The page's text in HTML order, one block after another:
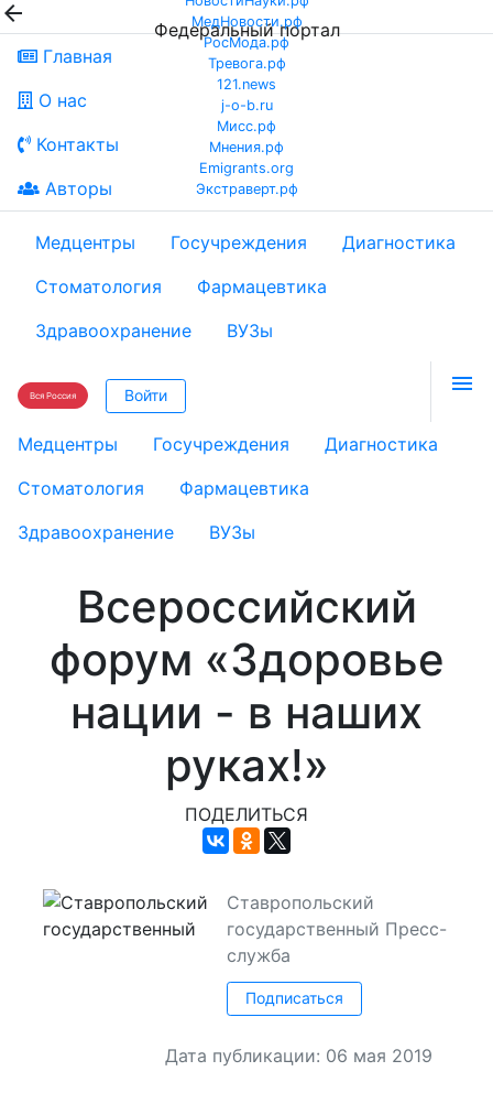
Федеральный портал

Главная
О нас
Контакты
Авторы
МедНовости.рф
РосМода.рф
Тревога.рф
121.news
j-o-b.ru
Мисс.рф
Мнения.рф
Emigrants.org
Экстраверт.рф
Медцентры Госучреждения
Диагностика
Стоматология
Фармацевтика
Здравоохранение
ВУЗы
Вся Россия Войти 
Медцентры Госучреждения
Диагностика
Стоматология
Фармацевтика
Здравоохранение
ВУЗы
Всероссийский
форум «Здоровье
нации - в наших
руках!»
ПОДЕЛИТЬСЯ
Ставропольский
государственный Пресс-
служба
Подписаться
Дата публикации: 06 мая 2019